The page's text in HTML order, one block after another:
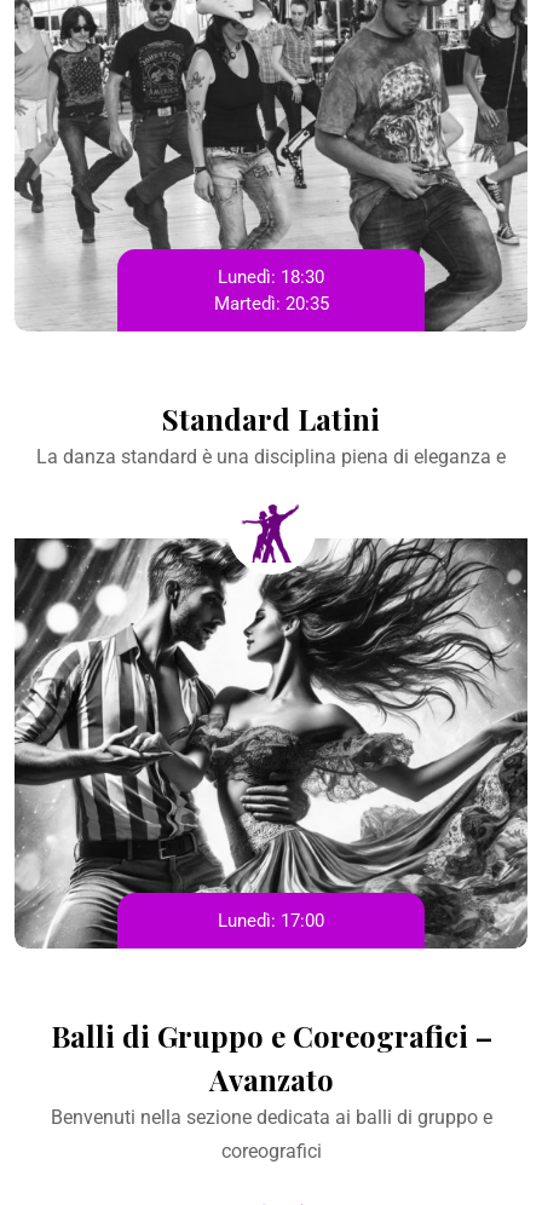
Lunedì: 18:30
Martedì: 20:35
Standard Latini
La danza standard è una disciplina piena di eleganza e
Lunedì: 17:00
Balli di Gruppo e Coreografici –
Avanzato
Benvenuti nella sezione dedicata ai balli di gruppo e
coreografici